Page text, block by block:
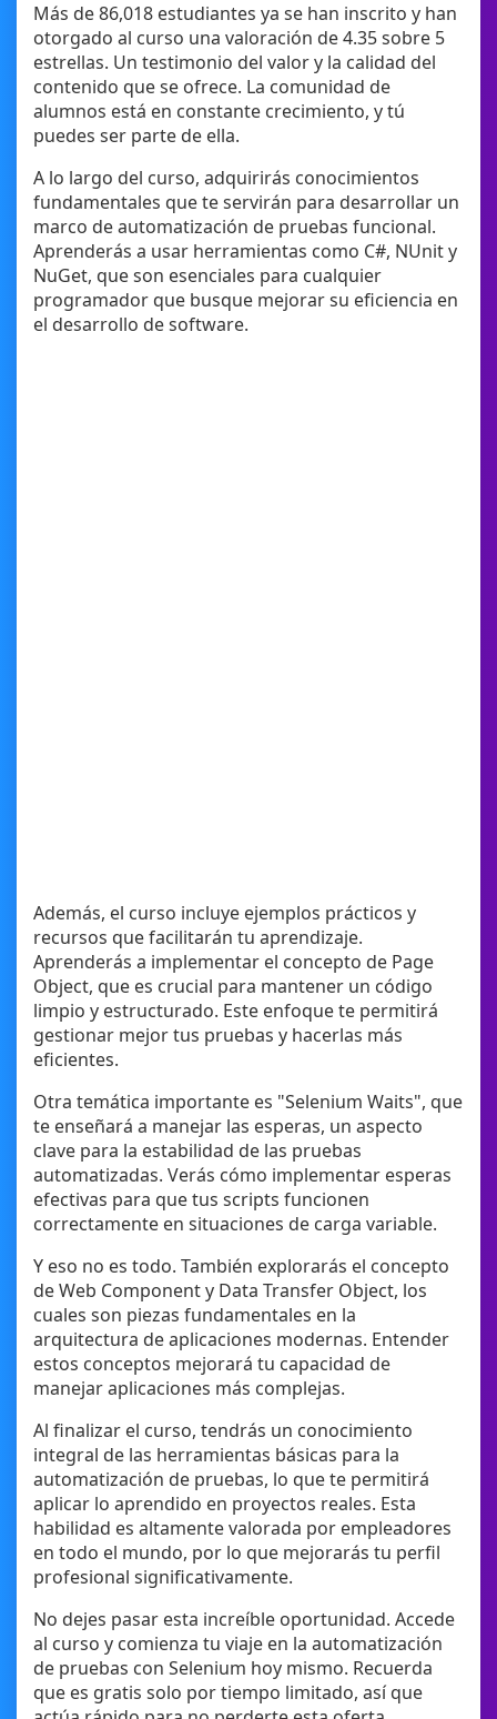
Más de 86,018 estudiantes ya se han inscrito y han
otorgado al curso una valoración de 4.35 sobre 5
estrellas. Un testimonio del valor y la calidad del
contenido que se ofrece. La comunidad de
alumnos está en constante crecimiento, y tú
puedes ser parte de ella.
A lo largo del curso, adquirirás conocimientos
fundamentales que te servirán para desarrollar un
marco de automatización de pruebas funcional.
Aprenderás a usar herramientas como C#, NUnit y
NuGet, que son esenciales para cualquier
programador que busque mejorar su eficiencia en
el desarrollo de software.
Además, el curso incluye ejemplos prácticos y
recursos que facilitarán tu aprendizaje.
Aprenderás a implementar el concepto de Page
Object, que es crucial para mantener un código
limpio y estructurado. Este enfoque te permitirá
gestionar mejor tus pruebas y hacerlas más
eficientes.
Otra temática importante es "Selenium Waits", que
te enseñará a manejar las esperas, un aspecto
clave para la estabilidad de las pruebas
automatizadas. Verás cómo implementar esperas
efectivas para que tus scripts funcionen
correctamente en situaciones de carga variable.
Y eso no es todo. También explorarás el concepto
de Web Component y Data Transfer Object, los
cuales son piezas fundamentales en la
arquitectura de aplicaciones modernas. Entender
estos conceptos mejorará tu capacidad de
manejar aplicaciones más complejas.
Al finalizar el curso, tendrás un conocimiento
integral de las herramientas básicas para la
automatización de pruebas, lo que te permitirá
aplicar lo aprendido en proyectos reales. Esta
habilidad es altamente valorada por empleadores
en todo el mundo, por lo que mejorarás tu perfil
profesional significativamente.
No dejes pasar esta increíble oportunidad. Accede
al curso y comienza tu viaje en la automatización
de pruebas con Selenium hoy mismo. Recuerda
que es gratis solo por tiempo limitado, así que